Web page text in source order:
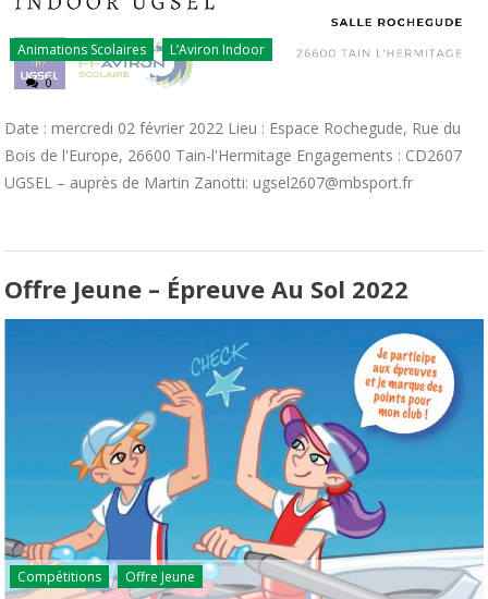
Animations Scolaires L’Aviron Indoor
0
Date : mercredi 02 février 2022 Lieu : Espace Rochegude, Rue du
Bois de l'Europe, 26600 Tain-l'Hermitage Engagements : CD2607
UGSEL – auprès de Martin Zanotti: ugsel2607@mbsport.fr
Offre Jeune – Épreuve Au Sol 2022
Compétitions Offre Jeune